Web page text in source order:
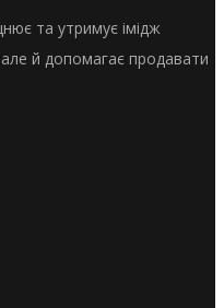
та утримує імідж
й допомагає продавати